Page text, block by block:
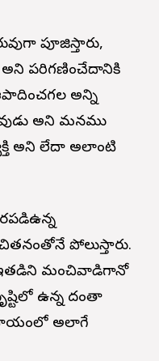
పూజిస్తారు,
అని పరిగణించేదానికి
అన్ని
అని మనము
అని లేదా అలాంటి
పోలుస్తారు.
ఇతడిని మంచివాడిగానో
ఉన్న దంతా
అలాగే